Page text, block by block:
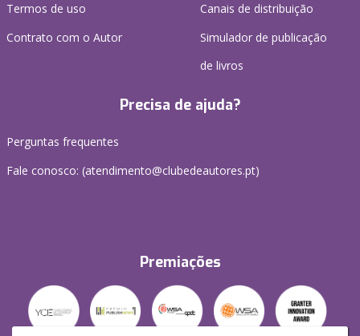
Termos de uso
Contrato com o Autor
Canais de distribuição
Simulador de publicação
de livros
Precisa de ajuda?
Perguntas frequentes
Fale conosco: (atendimento@clubedeautores.pt)
Premiações